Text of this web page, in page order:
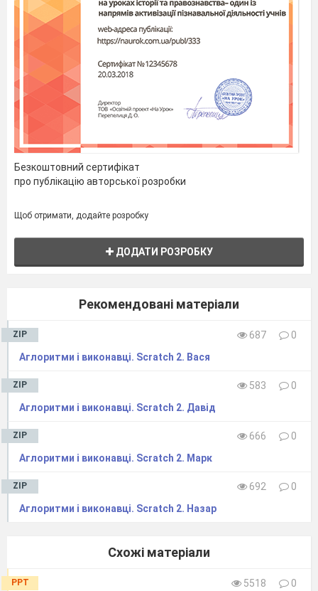
Безкоштовний сертифікат
про публікацію авторської розробки
Щоб отримати, додайте розробку
ДОДАТИ РОЗРОБКУ
Рекомендовані матеріали
ZIP 687
0
Аглоритми і виконавці. Scratch 2. Вася
ZIP 583
0
Аглоритми і виконавці. Scratch 2. Давід
ZIP 666
0
Аглоритми і виконавці. Scratch 2. Марк
ZIP 692
0
Аглоритми і виконавці. Scratch 2. Назар
Схожі матеріали
PPT 5518
0